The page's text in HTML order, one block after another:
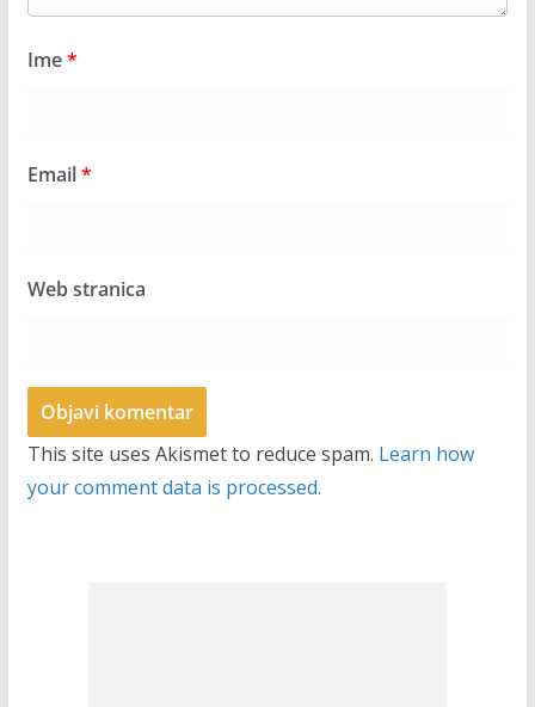
Ime*
Email*
Web stranica
This site uses Akismet to reduce spam. Learn how
your comment data is processed.